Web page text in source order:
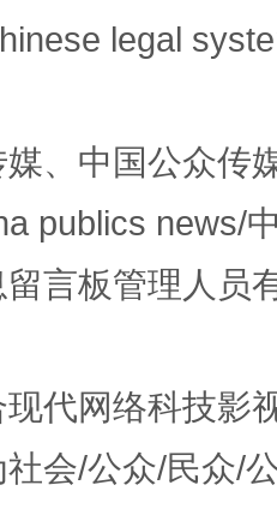
塑工作
legal
、中国公众传
publics news/
言板管理人员
代网络科技影
会/公众/民众/